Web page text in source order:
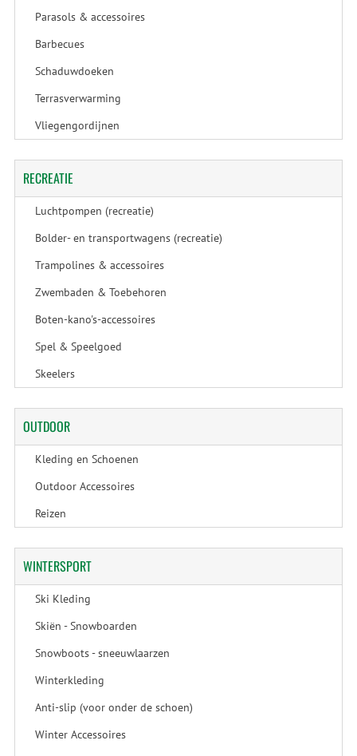
Parasols & accessoires
Barbecues
Schaduwdoeken
Terrasverwarming
Vliegengordijnen
RECREATIE
Luchtpompen (recreatie)
Bolder- en transportwagens (recreatie)
Trampolines & accessoires
Zwembaden & Toebehoren
Boten-kano's-accessoires
Spel & Speelgoed
Skeelers
OUTDOOR
Kleding en Schoenen
Outdoor Accessoires
Reizen
WINTERSPORT
Ski Kleding
Skiën - Snowboarden
Snowboots - sneeuwlaarzen
Winterkleding
Anti-slip (voor onder de schoen)
Winter Accessoires